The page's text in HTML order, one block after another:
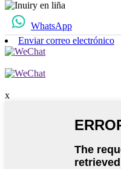
WhatsApp
Enviar correo electrónico
x